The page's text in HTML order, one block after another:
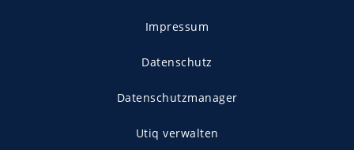
Impressum
Datenschutz
Datenschutzmanager
Utiq verwalten